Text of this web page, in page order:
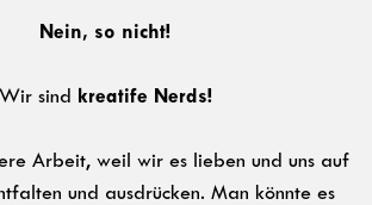
Nein, so nicht!
Wir sind kreatife Nerds!
Arbeit, weil wir es lieben und uns auf
und ausdrücken. Man könnte es